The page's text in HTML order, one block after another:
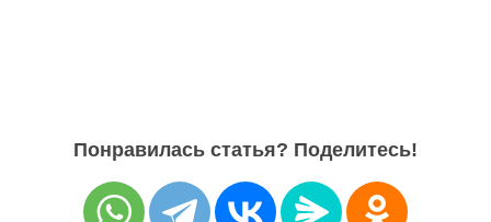
Понравилась статья? Поделитесь!